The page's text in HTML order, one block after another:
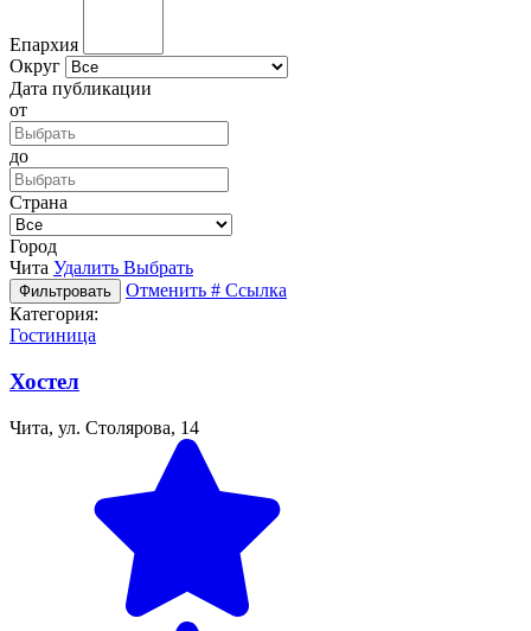
Епархия
Округ
Дата публикации
от
до
Страна
Город
Чита Удалить Выбрать
Фильтровать Отменить # Ссылка
Категория:
Гостиница
Хостел
Чита, ул. Столярова, 14